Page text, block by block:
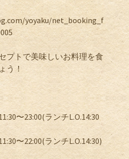
yoyaku/net_booking_f
プトで美味しいお料理を食
う！
〜23:00(ランチL.O.14:30
〜22:00(ランチL.O.14:30)